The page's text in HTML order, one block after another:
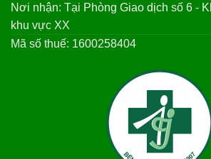
Nơi nhận: Tại Phòng Giao dịch số 6 -
khu vực XX
Mã số thuế: 1600258404